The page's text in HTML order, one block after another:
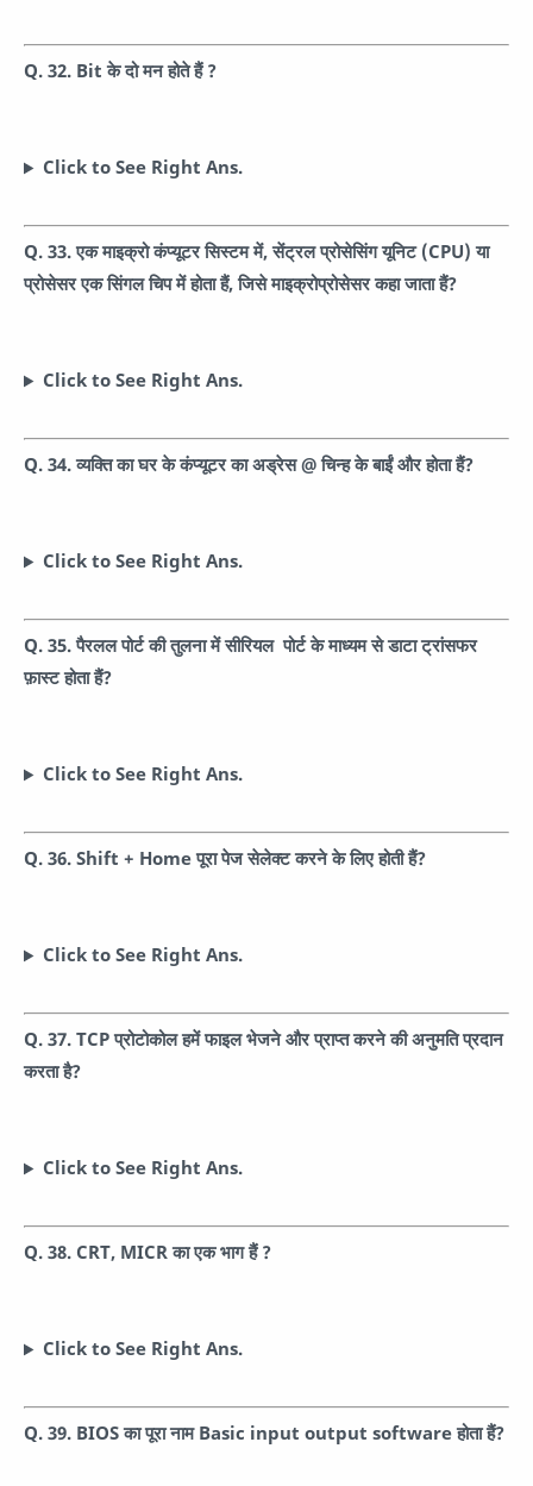
Q. 32. Bit के दो मन होते हैं ?
Click to See Right Ans.
Q. 33. एक माइक्रो कंप्यूटर सिस्टम में, सेंट्रल प्रोसेसिंग यूनिट (CPU) या
प्रोसेसर एक सिंगल चिप में होता हैं, जिसे माइक्रोप्रोसेसर कहा जाता हैं?
Click to See Right Ans.
Q. 34. व्यक्ति का घर के कंप्यूटर का अड्रेस @ चिन्ह के बाईं और होता हैं?
Click to See Right Ans.
Q. 35. पैरलल पोर्ट की तुलना में सीरियल पोर्ट के माध्यम से डाटा ट्रांसफर
फ़ास्ट होता हैं?
Click to See Right Ans.
Q. 36. Shift + Home पूरा पेज सेलेक्ट करने के लिए होती हैं?
Click to See Right Ans.
Q. 37. TCP प्रोटोकोल हमें फाइल भेजने और प्राप्त करने की अनुमति प्रदान
करता है?
Click to See Right Ans.
Q. 38. CRT, MICR का एक भाग हैं ?
Click to See Right Ans.
Q. 39. BIOS का पूरा नाम Basic input output software होता हैं?